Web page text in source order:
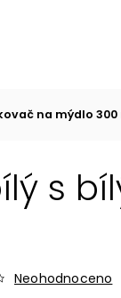
Boxy, dózy,
na mýdlo 300
s
Neohodnoceno